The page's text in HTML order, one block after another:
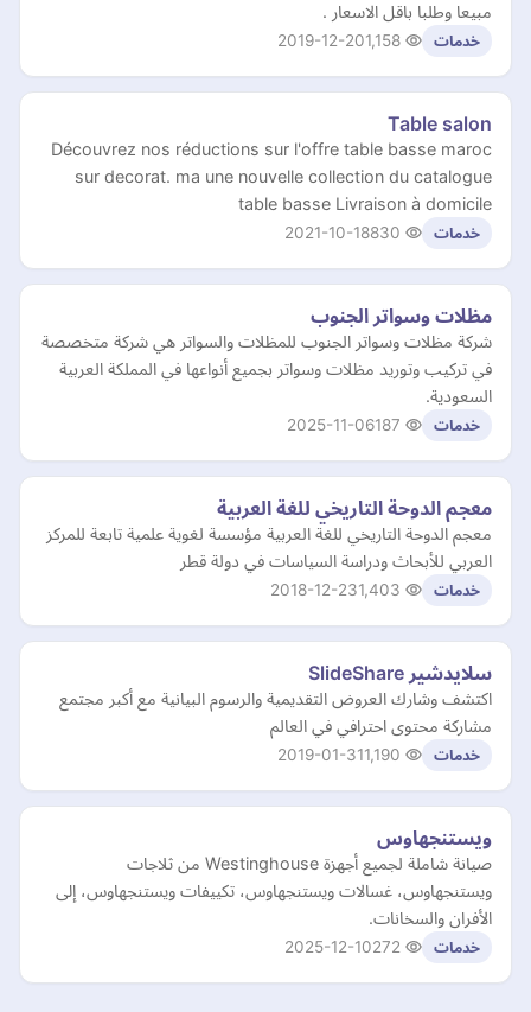
مبيعا وطلبا باقل الاسعار .
خدمات 2019-12-20
Table salon
Découvrez nos réductions sur l'offre table basse maroc
sur decorat. ma une nouvelle collection du catalogue
table basse Livraison à domicile
خدمات 2021-10-18
مظلات وسواتر الجنوب
شركة مظلات وسواتر الجنوب للمظلات والسواتر هي شركة متخصصة
في تركيب وتوريد مظلات وسواتر بجميع أنواعها في المملكة العربية
السعودية.
خدمات 2025-11-06
معجم الدوحة التاريخي للغة العربية
معجم الدوحة التاريخي للغة العربية مؤسسة لغوية علمية تابعة للمركز
العربي للأبحاث ودراسة السياسات في دولة قطر
خدمات 2018-12-23
سلايدشير SlideShare
اكتشف وشارك العروض التقديمية والرسوم البيانية مع أكبر مجتمع
مشاركة محتوى احترافي في العالم
خدمات 2019-01-31
ويستنجهاوس
صيانة شاملة لجميع أجهزة Westinghouse من ثلاجات
ويستنجهاوس، غسالات ويستنجهاوس، تكييفات ويستنجهاوس، إلى
الأفران والسخانات.
خدمات 2025-12-10